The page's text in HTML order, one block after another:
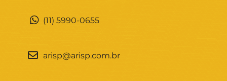
(11) 5990-0655
arisp@arisp.com.br